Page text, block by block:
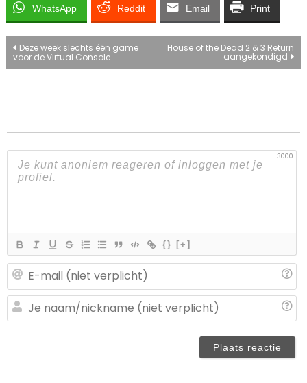
WhatsApp Reddit Email Print
Bericht
Deze week slechts één game
voor de Virtual Console
House of the Dead 2 & 3 Return
aangekondigd
3000
{} [+]